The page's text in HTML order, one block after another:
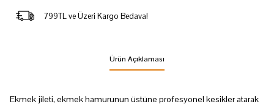
799TL ve Üzeri Kargo Bedava!
Ürün Açıklaması
Ekmek jileti, ekmek hamurunun üstüne profesyonel kesikler atarak